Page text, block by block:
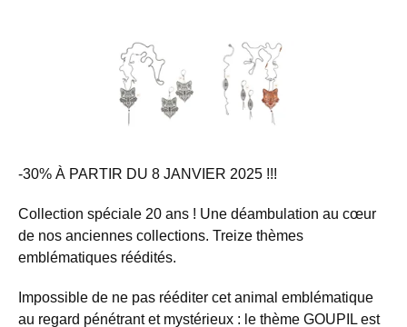
-30% À PARTIR DU 8 JANVIER 2025 !!!
Collection spéciale 20 ans ! Une déambulation au cœur
de nos anciennes collections. Treize thèmes
emblématiques réédités.
Impossible de ne pas rééditer cet animal emblématique
au regard pénétrant et mystérieux : le thème GOUPIL est